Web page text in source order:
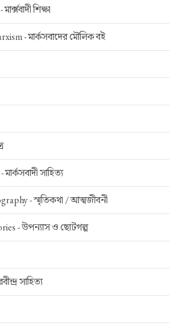
মার্ক্সবাদী শিক্ষা
-মার্কসবাদের মৌলিক বই
-মার্কসবাদী সাহিত্য
-স্মৃতিকথা / আত্মজীবনী
-উপন্যাস ও ছোটগল্প
সাহিত্য